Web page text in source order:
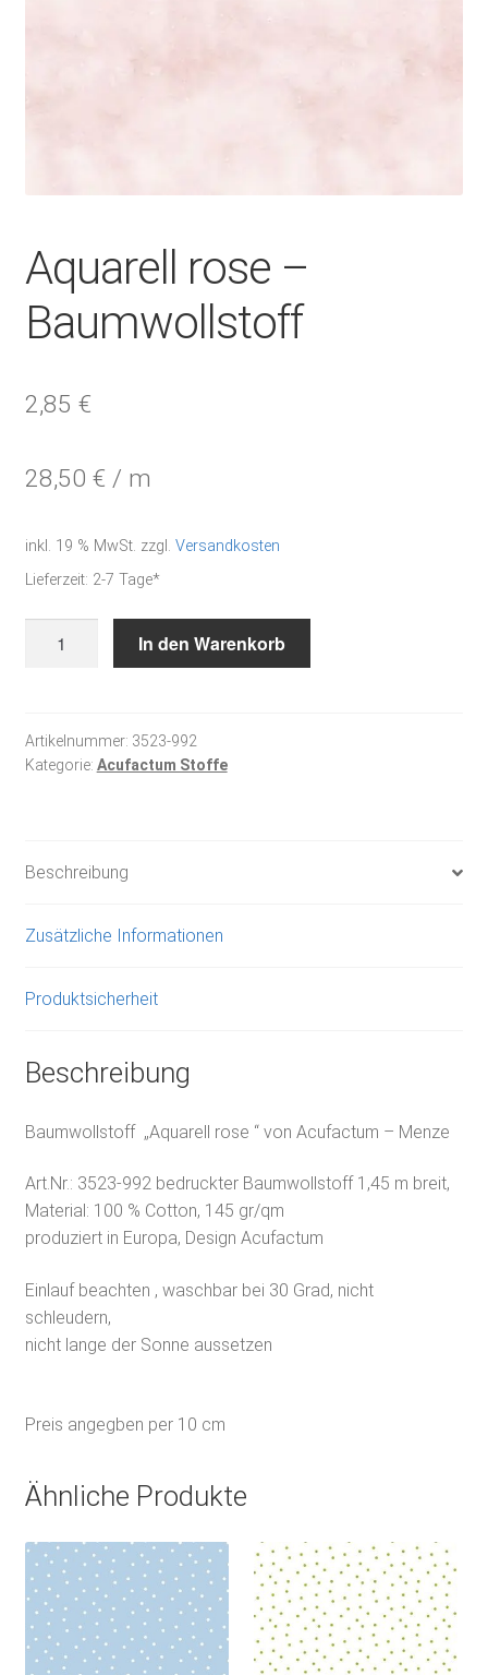
Aquarell rose –
Baumwollstoff
2,85 €
28,50 € / m
inkl. 19 % MwSt. zzgl. Versandkosten
Lieferzeit: 2-7 Tage*
Menge
In den Warenkorb
Artikelnummer: 3523-992
Kategorie: Acufactum Stoffe
Beschreibung
Zusätzliche Informationen
Produktsicherheit
Beschreibung
Baumwollstoff „Aquarell rose “ von Acufactum – Menze
Art.Nr.: 3523-992 bedruckter Baumwollstoff 1,45 m breit,
Material: 100 % Cotton, 145 gr/qm
produziert in Europa, Design Acufactum
Einlauf beachten , waschbar bei 30 Grad, nicht
schleudern,
nicht lange der Sonne aussetzen
Preis angegben per 10 cm
Ähnliche Produkte